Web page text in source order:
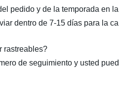
pedido y de la temporada en
dentro de 7-15 días para la
rastreables?
de seguimiento y usted